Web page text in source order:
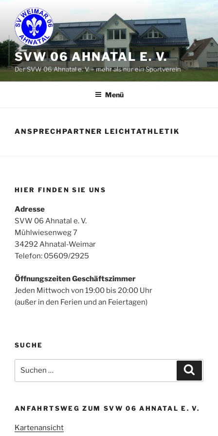
Inhalt
springen
SVW 06 AHNATAL E. V.
Der SVW 06 Ahnatal e. V. – mehr als nur ein Sportverein
Menü
ANSPRECHPARTNER LEICHTATHLETIK
HIER FINDEN SIE UNS
Adresse
SVW 06 Ahnatal e. V.
Mühlwiesenweg 7
34292 Ahnatal-Weimar
Telefon: 05609/2925
Öffnungszeiten Geschäftszimmer
Jeden Mittwoch von 19:00 bis 20:00 Uhr
(außer in den Ferien und an Feiertagen)
SUCHE
nach:
ANFAHRTSWEG ZUM SVW 06 AHNATAL E. V.
Kartenansicht